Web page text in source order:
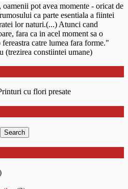
pot avea momente - oricat de
ca parte esentiala a fiintei
lor naturi.(...) Atunci cand
fara ca in acel moment sa o
catre lumea fara forme."
(trezirea constiintei umane)
cu flori presate